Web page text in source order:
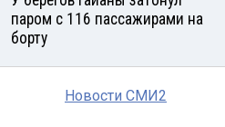
паром с 116 пассажирами на
борту
Новости СМИ2